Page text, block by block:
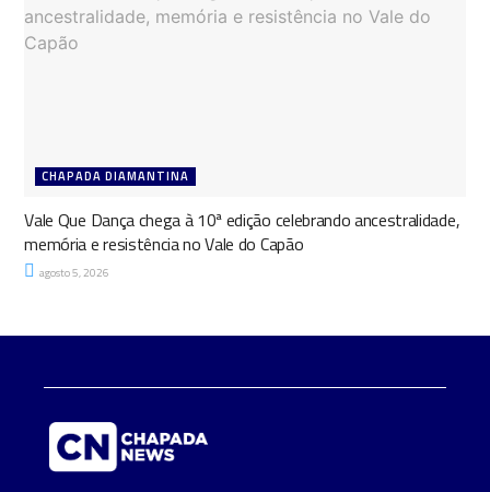
CHAPADA DIAMANTINA
Vale Que Dança chega à 10ª edição celebrando ancestralidade,
memória e resistência no Vale do Capão
agosto 5, 2026